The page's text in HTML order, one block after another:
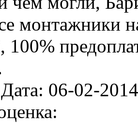
монтажники
100%
Дата: 06-02-2014